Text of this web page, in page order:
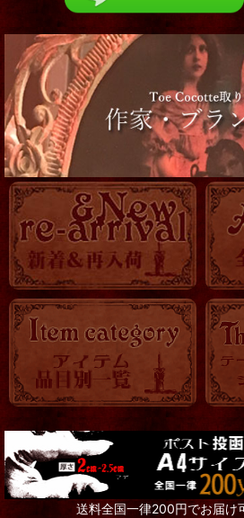
送料全国一律200円でお届け